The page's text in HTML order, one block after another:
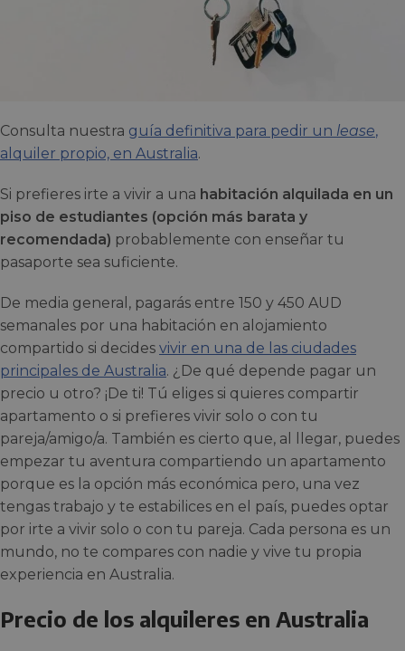
Consulta nuestra guía definitiva para pedir un lease,
alquiler propio, en Australia.
Si prefieres irte a vivir a una habitación alquilada en un
piso de estudiantes (opción más barata y
recomendada) probablemente con enseñar tu
pasaporte sea suficiente.
De media general, pagarás entre 150 y 450 AUD
semanales por una habitación en alojamiento
compartido si decides vivir en una de las ciudades
principales de Australia. ¿De qué depende pagar un
precio u otro? ¡De ti! Tú eliges si quieres compartir
apartamento o si prefieres vivir solo o con tu
pareja/amigo/a. También es cierto que, al llegar, puedes
empezar tu aventura compartiendo un apartamento
porque es la opción más económica pero, una vez
tengas trabajo y te estabilices en el país, puedes optar
por irte a vivir solo o con tu pareja. Cada persona es un
mundo, no te compares con nadie y vive tu propia
experiencia en Australia.
Precio de los alquileres en Australia